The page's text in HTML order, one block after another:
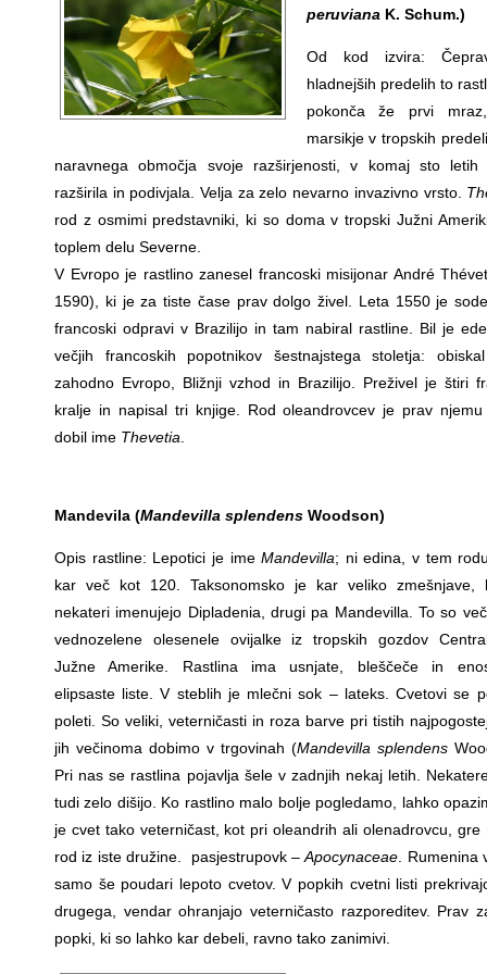
peruviana K. Schum.)
Od kod izvira:
hladnejših predelih to
pokonča že prvi
marsikje v tropskih
naravnega območja svoje razširjenosti, v komaj sto
razširila in podivjala. Velja za zelo nevarno invazivno vrsto.
rod z osmimi predstavniki, ki so doma v tropski Južni
toplem delu Severne.
V Evropo je rastlino zanesel francoski misijonar André
1590), ki je za tiste čase prav dolgo živel. Leta 1550 je
francoski odpravi v Brazilijo in tam nabiral rastline. Bil je
večjih francoskih popotnikov šestnajstega stoletja:
zahodno Evropo, Bližnji vzhod in Brazilijo. Preživel je štiri
kralje in napisal tri knjige. Rod oleandrovcev je prav
dobil ime Thevetia
Mandevila (Mandevilla splendens Woodson)
Opis rastline: Lepotici je imeMandevilla; ni edina, v tem
kar več kot 120. Taksonomsko je kar veliko zmešnjave,
nekateri imenujejo Dipladenia, drugi pa Mandevilla. To so
vednozelene olesenele ovijalke iz tropskih gozdov
Južne Amerike. Rastlina ima usnjate, bleščeče in
elipsaste liste. V steblih je mlečni sok – lateks. Cvetovi se
poleti. So veliki, veterničasti in roza barve pri tistih
jih večinoma dobimo v trgovinah (Mandevilla splendens
Pri nas se rastlina pojavlja šele v zadnjih nekaj letih.
tudi zelo dišijo. Ko rastlino malo bolje pogledamo, lahko
je cvet tako veterničast, kot pri oleandrih ali olenadrovcu, gre
rod iz iste družine. pasjestrupovk –Apocynaceae . Rumenina
samo še poudari lepoto cvetov. V popkih cvetni listi
drugega, vendar ohranjajo veterničasto razporeditev. Prav
popki, ki so lahko kar debeli, ravno tako zanimivi.